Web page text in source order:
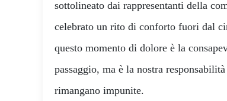
sottolineato dai rappresentanti della
celebrato un rito di conforto fuori dal
questo momento di dolore è la
passaggio, ma è la nostra
rimangano impunite.